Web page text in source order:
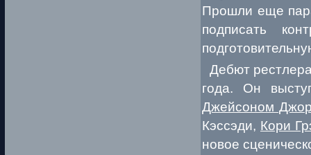
Прошли еще
подписать
Дебют
года. Он
Джейсоном
Кэссэди, Кори
новое